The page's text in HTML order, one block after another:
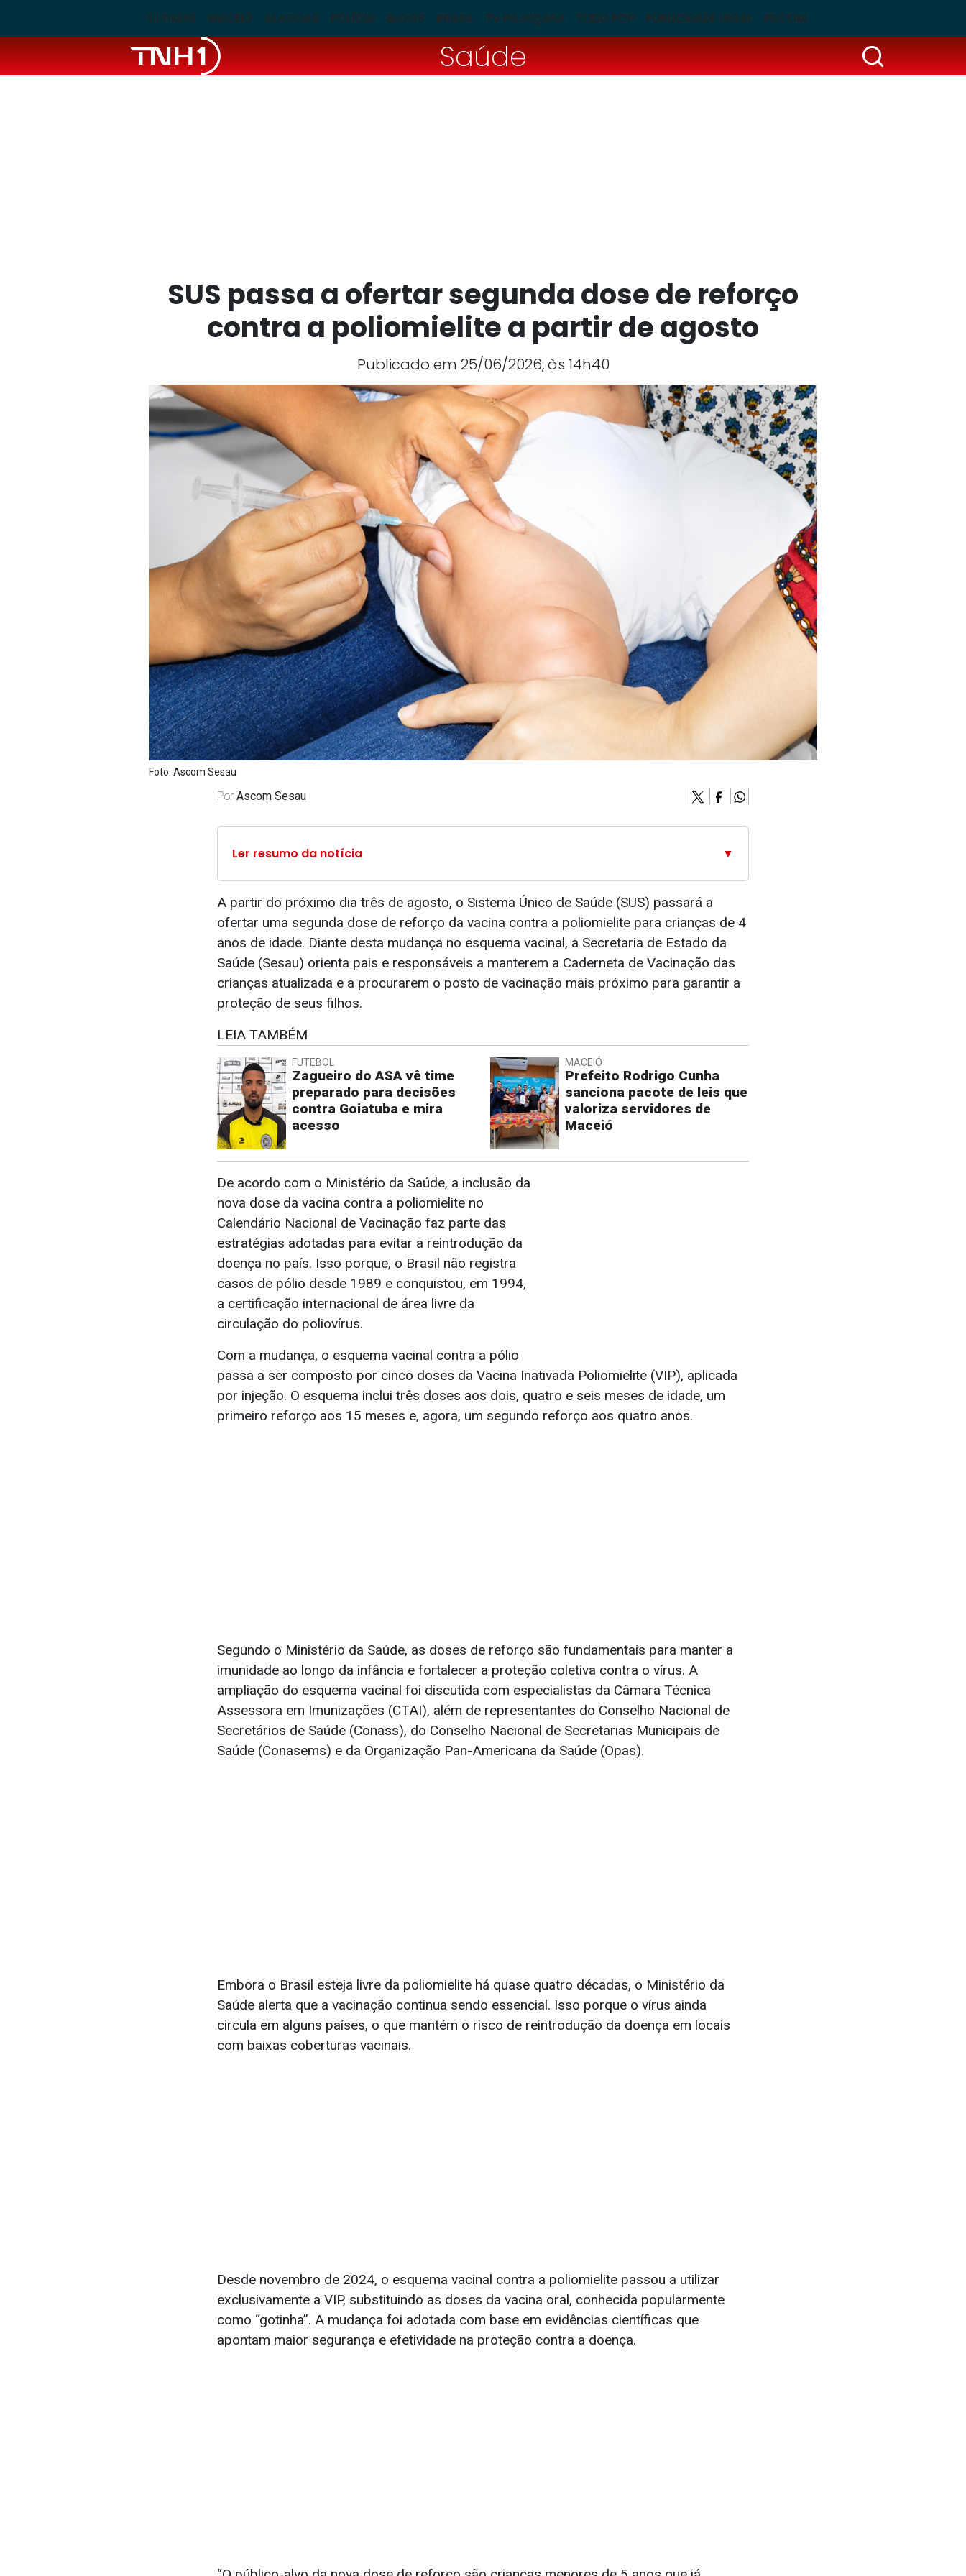
ÚLTIMAS MACEIÓ ALAGOAS POLÍCIA BLOGS BRASIL TV PAJUÇARA TUDO POP PUBLICIDADE LEGAL PSCOM
Saúde
SUS passa a ofertar segunda dose de reforço
contra a poliomielite a partir de agosto
Publicado em 25/06/2026, às 14h40
Foto: Ascom Sesau
Por Ascom Sesau
Ler resumo da notícia ▼
A partir do próximo dia três de agosto, o Sistema Único de Saúde (SUS) passará a
ofertar uma segunda dose de reforço da vacina contra a poliomielite para crianças de 4
anos de idade. Diante desta mudança no esquema vacinal, a Secretaria de Estado da
Saúde (Sesau) orienta pais e responsáveis a manterem a Caderneta de Vacinação das
crianças atualizada e a procurarem o posto de vacinação mais próximo para garantir a
proteção de seus filhos.
LEIA TAMBÉM
FUTEBOL
Zagueiro do ASA vê time
preparado para decisões
contra Goiatuba e mira
acesso
MACEIÓ
Prefeito Rodrigo Cunha
sanciona pacote de leis que
valoriza servidores de
Maceió
De acordo com o Ministério da Saúde, a inclusão da
nova dose da vacina contra a poliomielite no
Calendário Nacional de Vacinação faz parte das
estratégias adotadas para evitar a reintrodução da
doença no país. Isso porque, o Brasil não registra
casos de pólio desde 1989 e conquistou, em 1994,
a certificação internacional de área livre da
circulação do poliovírus.
Com a mudança, o esquema vacinal contra a pólio
passa a ser composto por cinco doses da Vacina Inativada Poliomielite (VIP), aplicada
por injeção. O esquema inclui três doses aos dois, quatro e seis meses de idade, um
primeiro reforço aos 15 meses e, agora, um segundo reforço aos quatro anos.
Segundo o Ministério da Saúde, as doses de reforço são fundamentais para manter a
imunidade ao longo da infância e fortalecer a proteção coletiva contra o vírus. A
ampliação do esquema vacinal foi discutida com especialistas da Câmara Técnica
Assessora em Imunizações (CTAI), além de representantes do Conselho Nacional de
Secretários de Saúde (Conass), do Conselho Nacional de Secretarias Municipais de
Saúde (Conasems) e da Organização Pan-Americana da Saúde (Opas).
Embora o Brasil esteja livre da poliomielite há quase quatro décadas, o Ministério da
Saúde alerta que a vacinação continua sendo essencial. Isso porque o vírus ainda
circula em alguns países, o que mantém o risco de reintrodução da doença em locais
com baixas coberturas vacinais.
Desde novembro de 2024, o esquema vacinal contra a poliomielite passou a utilizar
exclusivamente a VIP, substituindo as doses da vacina oral, conhecida popularmente
como “gotinha”. A mudança foi adotada com base em evidências científicas que
apontam maior segurança e efetividade na proteção contra a doença.